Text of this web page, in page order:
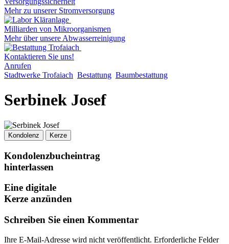
Mehr zu unserer Stromversorgung
Milliarden von Mikroorganismen
Mehr über unsere Abwasserreinigung
Kontaktieren Sie uns!
Anrufen
Stadtwerke Trofaiach Bestattung Baumbestattung
Serbinek Josef
Kondolenz Kerze
Kondolenzbucheintrag
hinterlassen
Eine digitale
Kerze anzünden
Schreiben Sie einen Kommentar
Ihre E-Mail-Adresse wird nicht veröffentlicht. Erforderliche Felder